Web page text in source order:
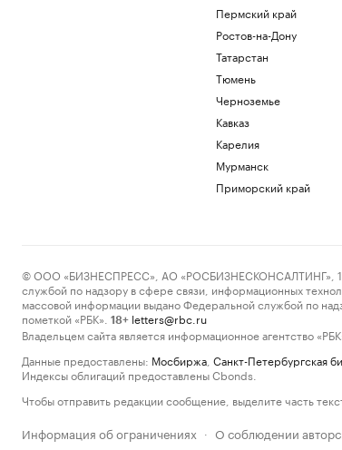
Пермский край
Ростов-на-Дону
Татарстан
Тюмень
Черноземье
Кавказ
Карелия
Мурманск
Приморский край
© ООО «БИЗНЕСПРЕСС», АО «РОСБИЗНЕСКОНСАЛТИНГ»,
службой по надзору в сфере связи, информационных
массовой информации выдано Федеральной службой по
пометкой «РБК».
18+ letters@rbc.ru
Владельцем сайта является информационное агентство
Данные предоставлены: Мосбиржа Санкт-Петербургская
Индексы облигаций предоставлены Cbonds.
Чтобы отправить редакции сообщение, выделите часть
Информация об ограничениях · О соблюдении